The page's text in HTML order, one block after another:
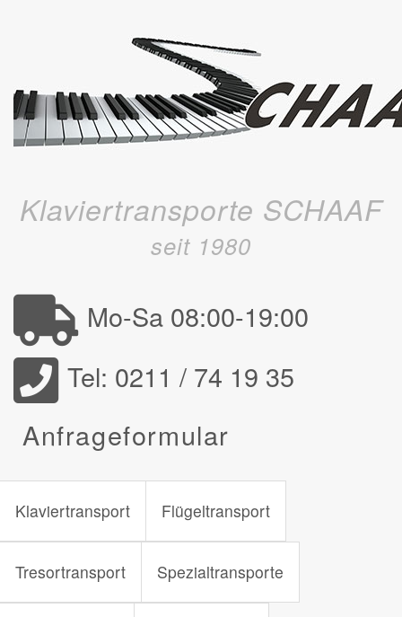
Klaviertransporte SCHAAF
seit 1980
Mo-Sa 08:00-19:00
Tel: 0211 / 74 19 35
Anfrageformular
Klaviertransport Flügeltransport
Tresortransport Spezialtransporte